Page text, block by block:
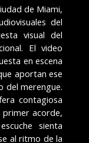
de Miami,
del
visual del
El video
en escena
aportan ese
del merengue.
contagiosa
acorde,
sienta
al ritmo de la